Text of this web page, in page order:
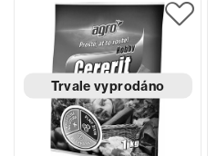
Trvale vyprodáno